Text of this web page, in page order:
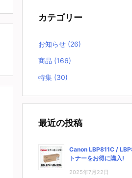
カテゴリー
お知らせ (26)
商品 (166)
特集 (30)
最近の投稿
Canon LBP811C /
トナーをお得に購入!
2025年7月22日